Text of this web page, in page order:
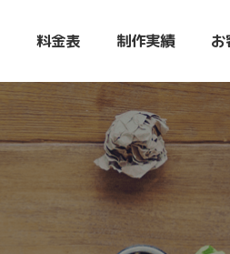
料金表 制作実績 お